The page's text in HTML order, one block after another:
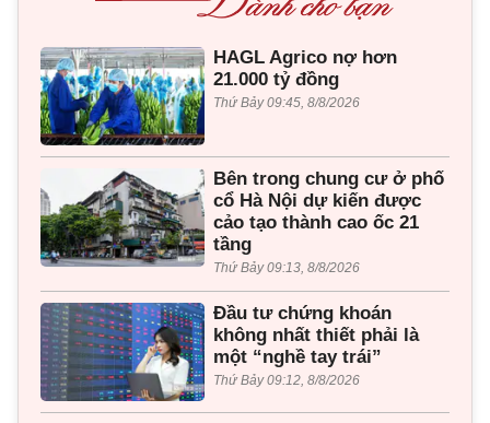
HAGL Agrico nợ hơn
21.000 tỷ đồng
Thứ Bảy 09:45, 8/8/2026
Bên trong chung cư ở phố
cổ Hà Nội dự kiến được
cảo tạo thành cao ốc 21
tầng
Thứ Bảy 09:13, 8/8/2026
Đầu tư chứng khoán
không nhất thiết phải là
một “nghề tay trái”
Thứ Bảy 09:12, 8/8/2026